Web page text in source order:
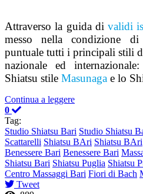
Attraverso la guida di validi
messo nella condizione
puntuale tutti i principali stili
nazionale ed
Shiatsu stile Masunaga e lo
Continua a leggere
0
Tag:
Studio Shiatsu Bari Studio Shiatsu
Scattarelli Shiatsu BAri Shiatsu BAri
Benessere Bari Benessere Bari
Shiatsu Bari Shiatsu Puglia Shiatsu
Centro Massaggi Bari Fiori di Bach
Tweet